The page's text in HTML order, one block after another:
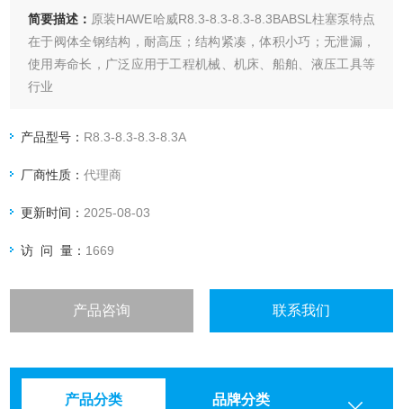
简要描述： 原装HAWE哈威R8.3-8.3-8.3-8.3BABSL柱塞泵特点
在于阀体全钢结构，耐高压；结构紧凑，体积小巧；无泄漏，
使用寿命长，广泛应用于工程机械、机床、船舶、液压工具等
行业
产品型号： R8.3-8.3-8.3-8.3A
厂商性质：代理商
更新时间： 2025-08-03
访 问 量： 1669
产品咨询 联系我们
产品分类 品牌分类